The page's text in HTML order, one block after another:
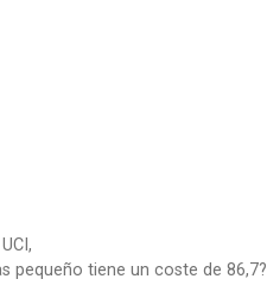
pequeño tiene un coste de 86,7?